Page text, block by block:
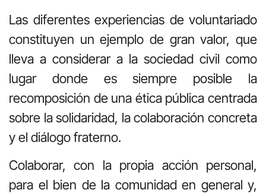
Las diferentes experiencias de voluntariado
constituyen un ejemplo de gran valor, que
lleva a considerar a la sociedad civil como
lugar donde es siempre posible la
recomposición de una ética pública centrada
sobre la solidaridad, la colaboración concreta
y el diálogo fraterno.
Colaborar, con la propia acción personal,
para el bien de la comunidad en general y,